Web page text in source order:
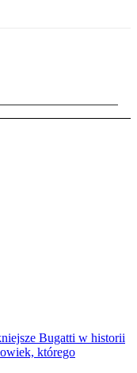
Bugatti w historii
którego